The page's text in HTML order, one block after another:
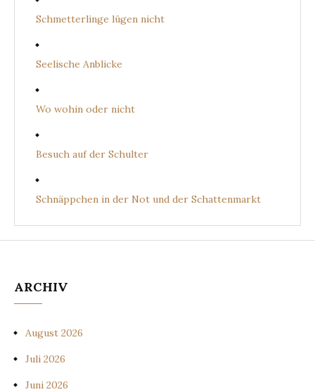
Schmetterlinge lügen nicht
Seelische Anblicke
Wo wohin oder nicht
Besuch auf der Schulter
Schnäppchen in der Not und der Schattenmarkt
ARCHIV
August 2026
Juli 2026
Juni 2026